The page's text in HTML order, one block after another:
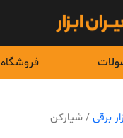
فروشگاه
برقی/ شیارکن